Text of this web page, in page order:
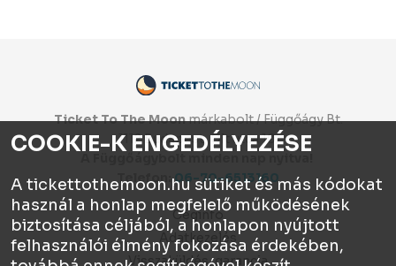
Ticket To The Moonmárkabolt / Függőágy Bt.
1112 Budapest, Olt utca 10.
Telefon:06-70-6513160
Céginfo
Adatkezelés
Visszaküldés, garancia
COOKIE-K ENGEDÉLYEZÉSE
A tickettothemoon.hu sütiket és más kódokat
használ a honlap megfelelő működésének
biztosítása céljából, a honlapon nyújtott
felhasználói élmény fokozása érdekében,